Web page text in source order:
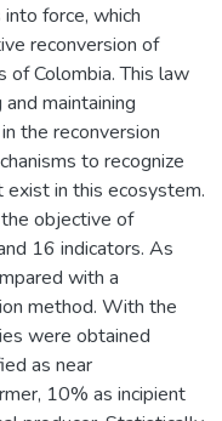
force, which
reconversion of
of Colombia. This law
maintaining
the reconversion
to recognize
in this ecosystem.
objective of
16 indicators. As
with a
method. With the
were obtained
as near
10% as incipient